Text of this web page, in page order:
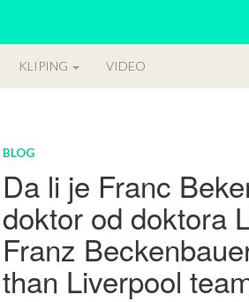
KLIPING VIDEO
BLOG
Da li je Franc
doktor od doktora
Franz
than Liverpool